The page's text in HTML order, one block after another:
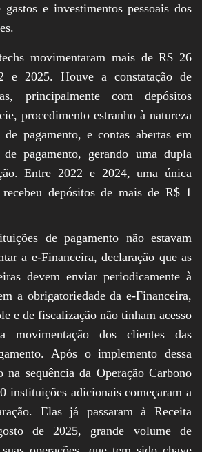
gastos e investimentos pessoais dos
movimentaram mais de R$ 26
e 2025. Houve a constatação de
principalmente com depósitos
procedimento estranho à natureza
pagamento, e contas abertas em
pagamento, gerando uma dupla
Entre 2022 e 2024, uma única
recebeu depósitos de mais de R$ 1
de pagamento não estavam
a e-Financeira, declaração que as
devem enviar periodicamente à
a obrigatoriedade da e-Financeira,
e de fiscalização não tinham acesso
movimentação dos clientes das
Após o implemento dessa
na sequência da Operação Carbono
instituições adicionais começaram a
Elas já passaram à Receita
de 2025, grande volume de